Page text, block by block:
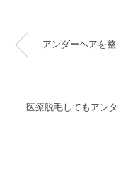
アンダーヘアを整
医療脱毛してもアン